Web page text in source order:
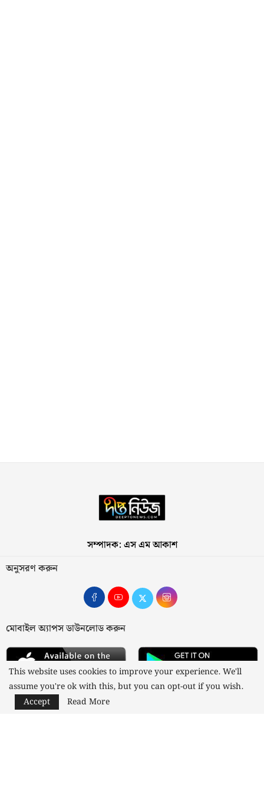
সম্পাদক: এস এম আকাশ
অনুসরণ করুন
মোবাইল অ্যাপস ডাউনলোড করুন
This website uses cookies to improve your experience. We'll
assume you're ok with this, but you can opt-out if you wish.
Accept
Read More